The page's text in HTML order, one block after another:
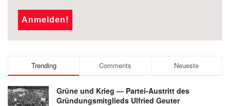
Trending Comments Neueste
Grüne und Krieg — Partei-Austritt des
Gründungsmitglieds Ulfried Geuter